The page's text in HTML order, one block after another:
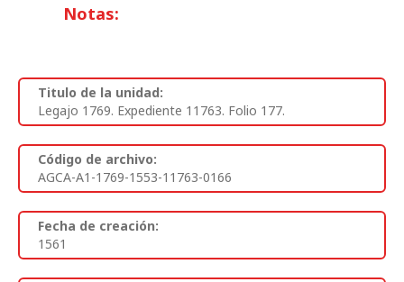
Notas:
Titulo de la unidad:
Legajo 1769. Expediente 11763. Folio 177.
Código de archivo:
AGCA-A1-1769-1553-11763-0166
Fecha de creación:
1561